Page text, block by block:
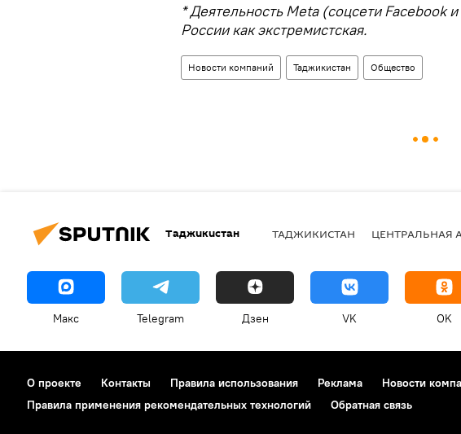
* Деятельность Meta (соцсети Facebook
России как экстремистская.
Новости компаний Таджикистан Общество
Таджикистан ТАДЖИКИСТАН ЦЕНТРАЛЬНАЯ
Макс Telegram Дзен VK OK
О проекте Контакты Правила использования Реклама Новости
Правила применения рекомендательных технологий
Обратная связь